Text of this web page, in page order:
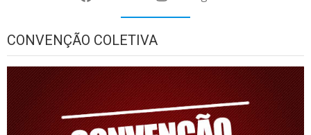
CONVENÇÃO COLETIVA